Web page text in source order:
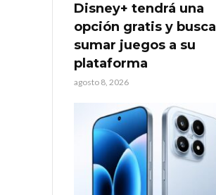
Disney+ tendrá una
opción gratis y busca
sumar juegos a su
plataforma
agosto 8, 2026